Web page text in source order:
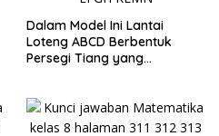
Dalam Model Ini Lantai
Loteng ABCD Berbentuk
Persegi Tiang yang